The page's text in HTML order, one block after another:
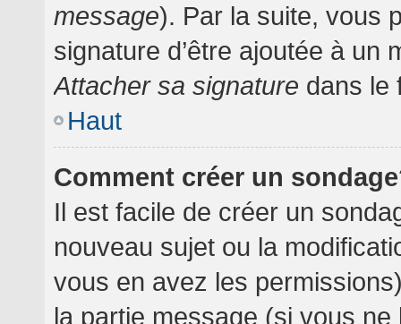
message). Par la suite, vous
signature d’être ajoutée à un
Attacher sa signature dans le
Haut
Comment créer un
Il est facile de créer un
nouveau sujet ou la
vous en avez les
la partie message (si vous ne